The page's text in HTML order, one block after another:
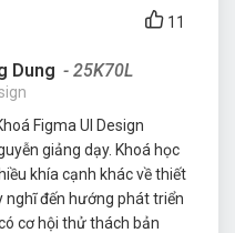
11
Dung - 25K70L
Figma UI Design
giảng dạy. Khoá học
khía cạnh khác về thiết
nghĩ đến hướng phát triển
cơ hội thử thách bản